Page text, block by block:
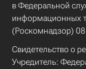
в Федеральной
информационных
(Роскомнадзор)
Свидетельство о
Учредитель: